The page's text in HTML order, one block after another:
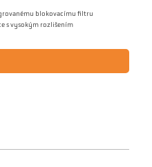
blokovacímu filtru
s vysokým rozlišením